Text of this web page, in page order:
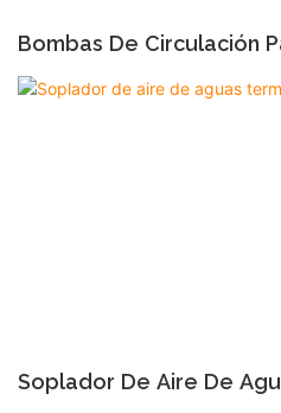
Bombas De Circulación
Soplador De Aire De